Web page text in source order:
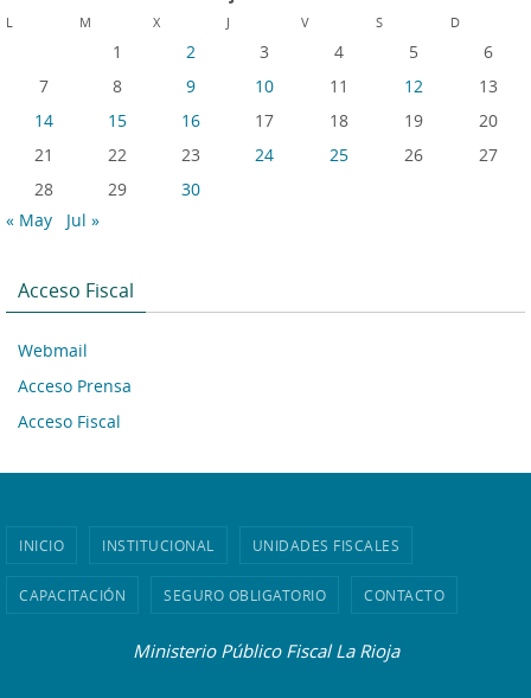
L M X J V S D
1 2 3 4 5
6
7
8 9 10 11 12
13
14
15 16 17 18 19
20
21
22 23 24 25 26
27
28
29
30
« May
Jul »
Acceso Fiscal
Webmail
Acceso Prensa
Acceso Fiscal
INICIO INSTITUCIONAL UNIDADES FISCALES
CAPACITACIÓN SEGURO OBLIGATORIO CONTACTO
Ministerio Público Fiscal La Rioja